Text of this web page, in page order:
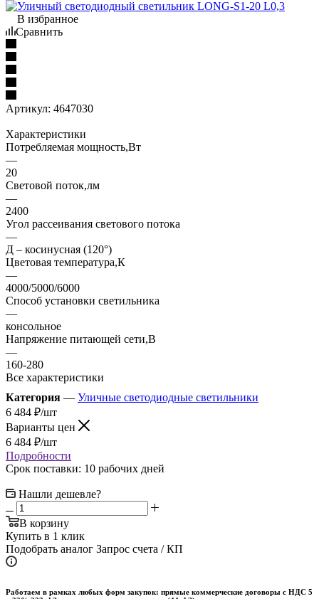
В избранное
Сравнить
Артикул: 4647030
Характеристики
Потребляемая мощность,Вт
—
20
Световой поток,лм
—
2400
Угол рассеивания светового потока
—
Д – косинусная (120°)
Цветовая температура,К
—
4000/5000/6000
Способ установки светильника
—
консольное
Напряжение питающей сети,В
—
160-280
Все характеристики
Категория — Уличные светодиодные светильники
6 484 ₽/шт
Варианты цен
6 484 ₽/шт
Подробности
Срок поставки: 10 рабочих дней
Нашли дешевле?
В корзину
Купить в 1 клик
Подобрать аналог Запрос счета / КП
Работаем в рамках любых форм закупок: прямые коммерческие договоры с НДС 5